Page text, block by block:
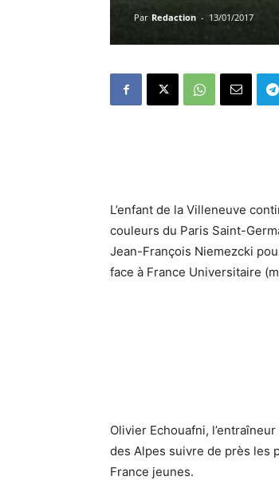
Par Redaction - 13/01/2017
L’enfant de la Villeneuve
couleurs du Paris Saint-
Jean-François Niemezcki
face à France Universitaire
Olivier Echouafni,
des Alpes suivre de près les
France jeunes.